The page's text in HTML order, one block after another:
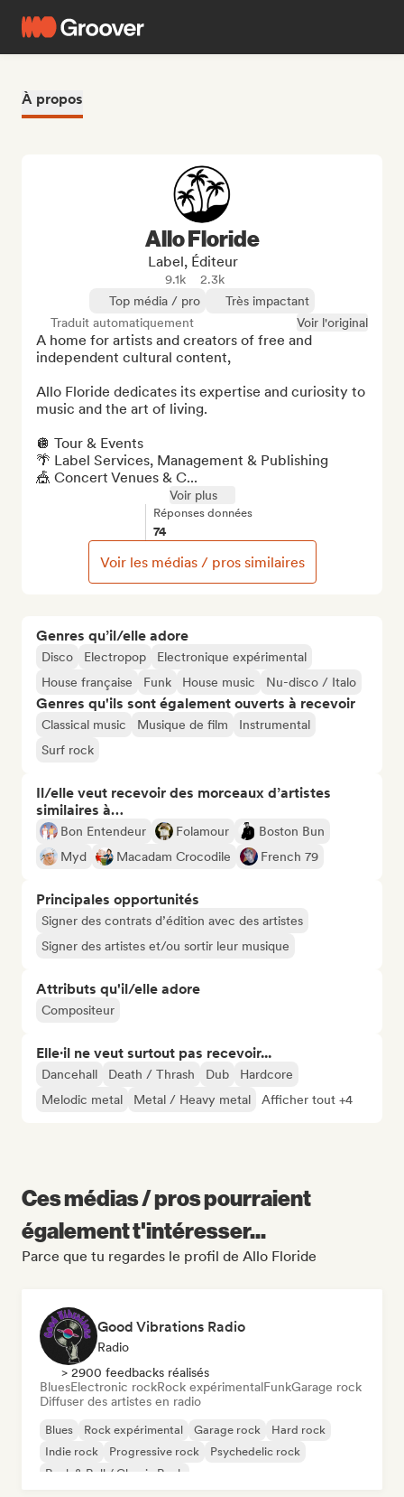
À propos
Genres qu’il/elle adore
Disco Electropop
Electronique expérimental
House française
Funk House music Nu-disco / Italo
Genres qu'ils sont également ouverts à recevoir
Classical music Musique de film
Instrumental
Surf rock
Il/elle veut recevoir des morceaux d’artistes
similaires à…
Bon Entendeur Folamour
Boston Bun
Myd
Macadam Crocodile French 79
Principales opportunités
Signer des contrats d’édition avec des artistes
Signer des artistes et/ou sortir leur musique
Attributs qu'il/elle adore
Compositeur
Elle·il ne veut surtout pas recevoir...
Dancehall Death / Thrash Dub
Hardcore
Melodic metal
Metal / Heavy metal Afficher tout +4
Allo Floride
Label, Éditeur
9.1k
2.3k
Top média / pro
Très impactant
Traduit automatiquement
Voir l'original
A home for artists and creators of free and
independent cultural content,
Allo Floride dedicates its expertise and curiosity to
music and the art of living.
🪩 Tour & Events
🌴 Label Services, Management & Publishing
🎪 Concert Venues & C...
Voir plus
Réponses données
74
Voir les médias / pros similaires
Ces médias / pros pourraient
également t'intéresser...
Parce que tu regardes le profil de Allo Floride
Good Vibrations Radio
Radio
> 2900 feedbacks réalisés
BluesElectronic rockRock expérimentalFunkGarage rock
Diffuser des artistes en radio
Blues Rock expérimental Garage rock
Hard rock
Indie rock
Progressive rock
Psychedelic rock
Rock & Roll / Classic Rock